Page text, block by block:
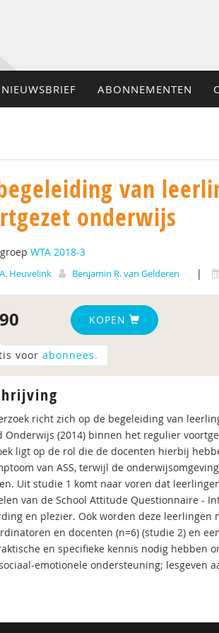
NIEUWSBRIEF ABONNEMENTEN
van
onderwijs
WTA 2018-3
Heuvelink Benjamin R. van Gelderen |
KOPEN
voor abonnees.
richt zich op de begeleiding van
Onderwijs (2014) binnen het regulier
ligt op de rol die de docenten hierbij
van ASS, terwijl de
Uit studie 1 komt naar voren dat
van de School Attitude Questionnaire -
en plezier. Ook worden deze
en docenten (n=6) (studie 2) en
en specifieke kennis nodig hebben
emotionele ondersteuning; lesgeven